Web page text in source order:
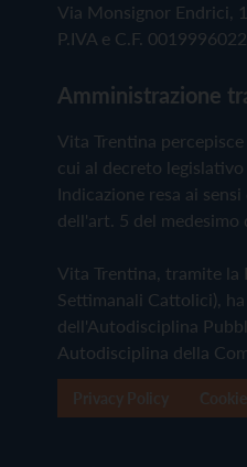
Via Monsignor Endrici,
P.IVA e C.F.
Amministrazione
Vita Trentina
cui al decreto
Indicazione resa ai
dell'art. 5 del medesimo
Vita Trentina, tramite la
Settimanali Cattolici),
dell'Autodisciplina
Autodisciplina della